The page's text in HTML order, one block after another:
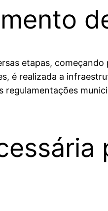
etapas,
é realizada a